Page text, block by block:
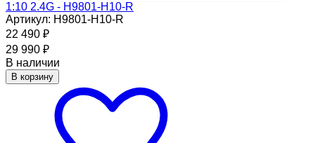
1:10 2.4G - H9801-H10-R
Артикул: H9801-H10-R
22 490 ₽
29 990 ₽
В наличии
В корзину